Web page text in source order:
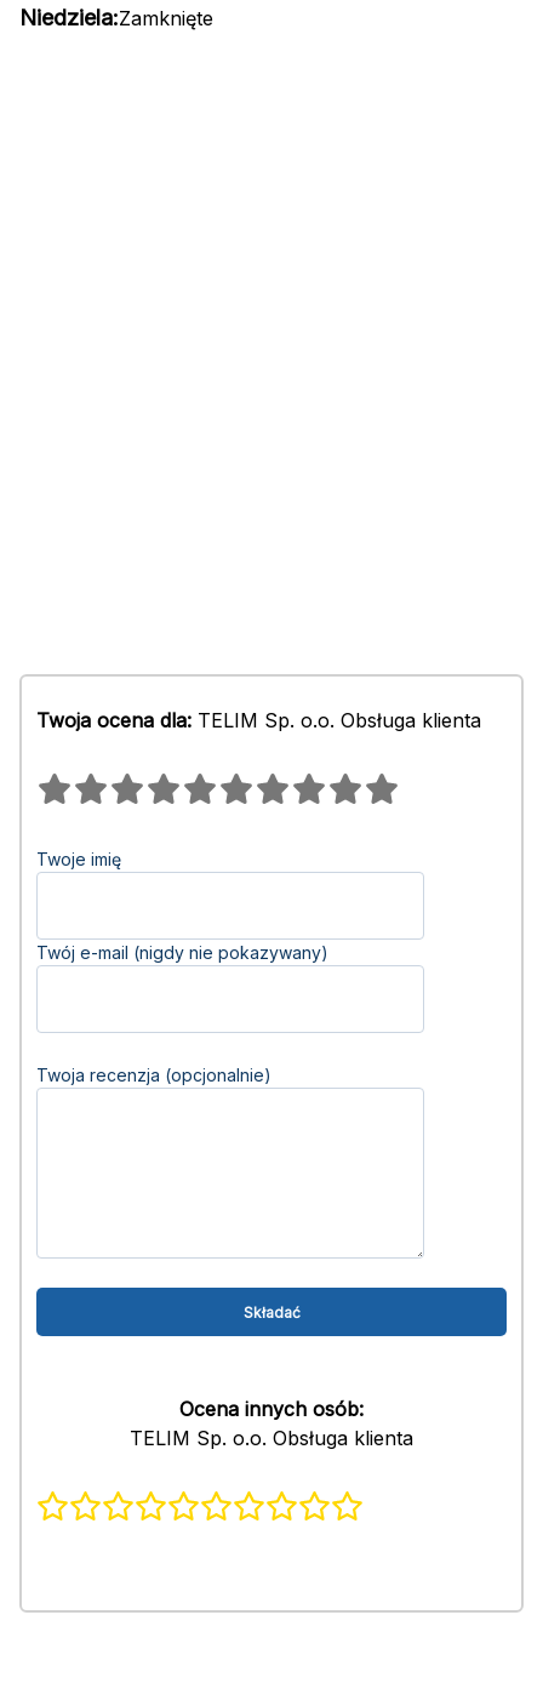
Niedziela:Zamknięte
Twoja ocena dla: TELIM Sp. o.o. Obsługa klienta
Twoje imię
Twój e-mail (nigdy nie pokazywany)
Twoja recenzja (opcjonalnie)
Ocena innych osób:
TELIM Sp. o.o. Obsługa klienta